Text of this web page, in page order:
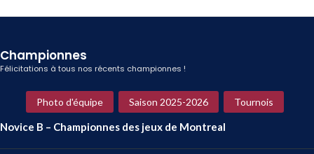
Championnes
Félicitations à tous nos récents championnes !
Photo d'équipe Saison 2025-2026 Tournois
Novice B – Championnes des jeux de Montreal